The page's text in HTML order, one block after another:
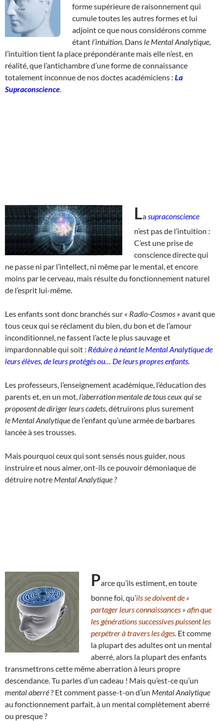
forme supérieure de raisonnement qui
cumule toutes les autres formes et lui
adjoint ce que nous considérons comme
étant l’intuition . Dans le Mental Analytique
l’intuition tient la place prépondérante mais elle n’est, en
réalité, que l’antichambre d’une forme de connaissance
totalement inconnue de nos doctes académiciens : La
Supraconscience
La supraconscience
n’est pas de l’intuition :
C’est une prise de
conscience directe qui
ne passe ni par l’intellect, ni même par le mental, et encore
moins par le cerveau, mais résulte du fonctionnement naturel
de l’esprit lui-même.
Les enfants sont donc branchés sur « Radio-Cosmos » avant que
tous ceux qui se réclament du bien, du bon et de l’amour
inconditionnel, ne fassent l’acte le plus sauvage et
impardonnable qui soit : Réduire à néant le Mental Analytique de
leurs élèves, de leurs protégés ou…
De leurs propres enfants.
Les professeurs, l’enseignement académique, l’éducation des
parents et, en un mot, l’aberration mentale de tous ceux qui se
proposent de diriger leurs cadets , détruirons plus surement
le Mental Analytiquede l’enfant qu’une armée de barbares
lancée à ses trousses.
Mais pourquoi ceux qui sont sensés nous guider, nous
instruire et nous aimer, ont-ils ce pouvoir démoniaque de
détruire notre Mental Analytique ?
Parce qu’ils estiment, en toute
bonne foi, qu’ils se doivent de «
partager leurs connaissances » afin que
les générations successives puissent les
perpétrer à travers les âges. Et comme
la plupart des adultes ont un mental
aberré, alors la plupart des enfants
transmettrons cette même aberration à leurs propre
descendance. Tu parles d’un cadeau ! Mais qu’est-ce qu’un
mental aberré? Et comment passe-t-on d’un Mental Analytique
au fonctionnement parfait, à un mental complètement aberré
ou presque ?